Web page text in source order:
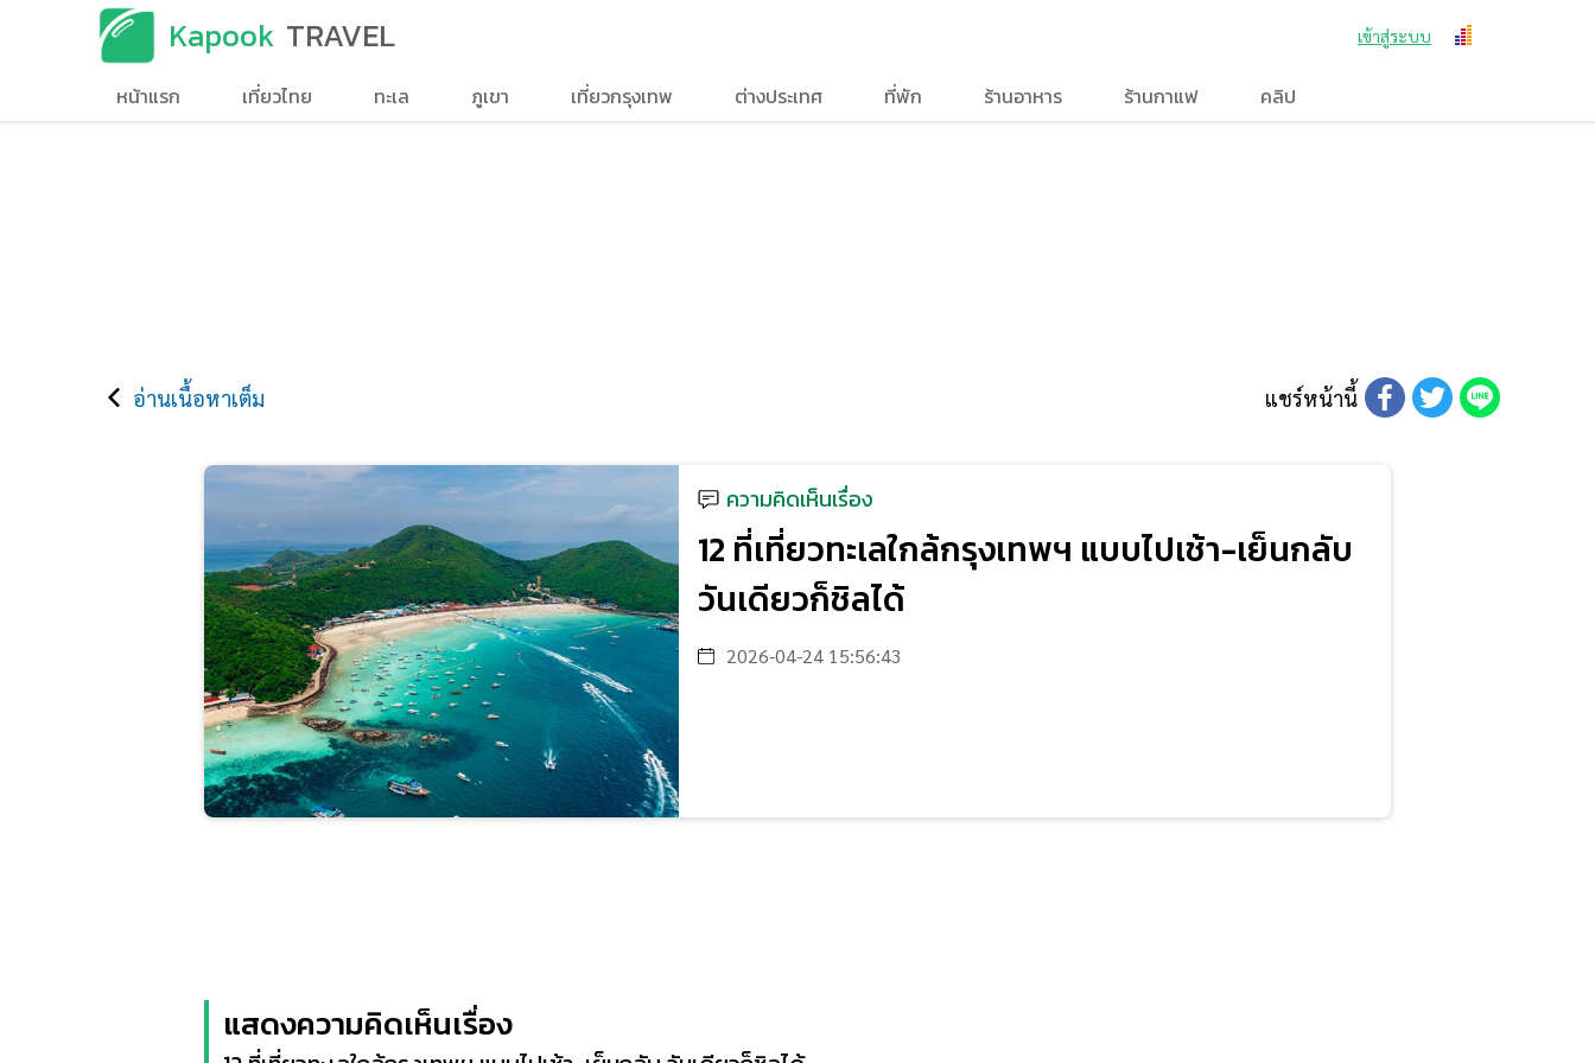
Kapook TRAVEL เข้าสู่ระบบ
หน้าแรก เที่ยวไทย ทะเล ภูเขา เที่ยวกรุงเทพ ต่างประเทศ ที่พัก ร้านอาหาร ร้านกาแฟ คลิป
อ่านเนื้อหาเต็ม แชร์หน้านี้
ความคิดเห็นเรื่อง
12 ที่เที่ยวทะเลใกล้กรุงเทพฯ แบบไปเช้า-เย็นกลับ
วันเดียวก็ชิลได้
2026-04-24 15:56:43
แสดงความคิดเห็นเรื่อง